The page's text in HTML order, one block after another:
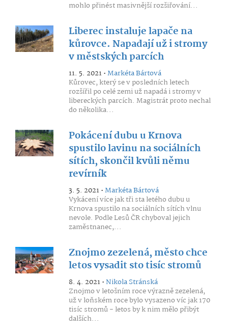
mohlo přinést masivnější rozšiřování...
Liberec instaluje lapače na
kůrovce. Napadají už i stromy
v městských parcích
11. 5. 2021 •Markéta Bártová
Kůrovec, který se v posledních letech
rozšířil po celé zemi už napadá i stromy v
libereckých parcích. Magistrát proto nechal
do několika...
Pokácení dubu u Krnova
spustilo lavinu na sociálních
sítích, skončil kvůli němu
revírník
3. 5. 2021 •Markéta Bártová
Vykácení více jak tři sta letého dubu u
Krnova spustilo na sociálních sítích vlnu
nevole. Podle Lesů ČR chyboval jejich
zaměstnanec,...
Znojmo zezelená, město chce
letos vysadit sto tisíc stromů
8. 4. 2021 •Nikola Stránská
Znojmo v letošním roce výrazně zezelená,
už v loňském roce bylo vysazeno víc jak 170
tisíc stromů - letos by k nim mělo přibýt
dalších...